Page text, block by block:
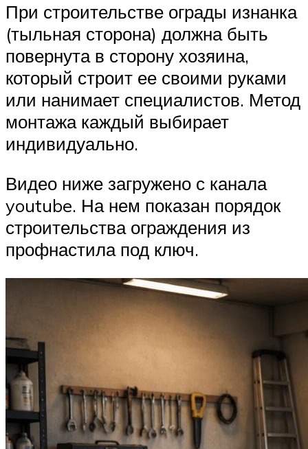
При строительстве ограды изнанка
(тыльная сторона) должна быть
повернута в сторону хозяина,
который строит ее своими руками
или нанимает специалистов. Метод
монтажа каждый выбирает
индивидуально.
Видео ниже загружено с канала
youtube. На нем показан порядок
строительства ограждения из
профнастила под ключ.